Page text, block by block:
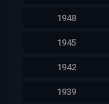
1948
1945
1942
1939